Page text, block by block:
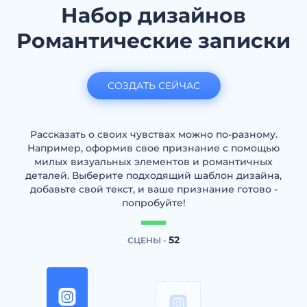
Набор дизайнов
Романтические записки
Рассказать о своих чувствах можно по-разному.
Например, оформив свое признание с помощью
милых визуальных элементов и романтичных
деталей. Выберите подходящий шаблон дизайна,
добавьте свой текст, и ваше признание готово -
попробуйте!
СЦЕНЫ - 52
СОЗДАТЬ СЕЙЧАС